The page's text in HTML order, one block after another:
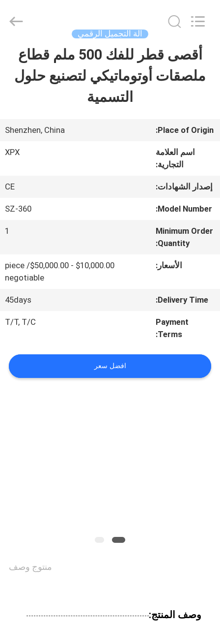
المنزل
فيديوهات
برنامج
VR
المصنع
مراقبة
الجودة
Machinery
آلة التجميل الرقمي
أقصى قطر للفك 500 ملم قطاع
ملصقات أوتوماتيكي لتصنيع حلول
التسمية
Place of Origin:
Shenzhen, China
اسم العلامة
التجارية:
XPX
إصدار الشهادات: CE
Model Number:
SZ-360
Minimum Order
Quantity:
1
الأسعار:
$10,000.00 - $50,000.00/ piece
negotiable
Delivery Time:
45days
Payment
Terms:
T/T, T/C
افضل سعر
منتوج وصف
وصف المنتج: